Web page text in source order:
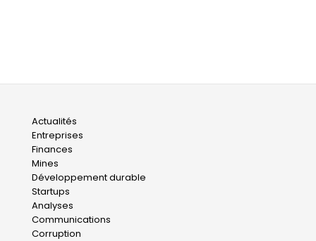
Main
navigation
Actualités
Entreprises
Finances
Mines
Développement durable
Startups
Analyses
Communications
Corruption